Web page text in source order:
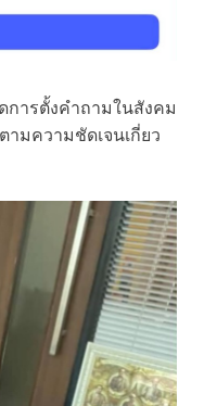
การตั้งคำถามในสังคม
มความชัดเจนเกี่ยว